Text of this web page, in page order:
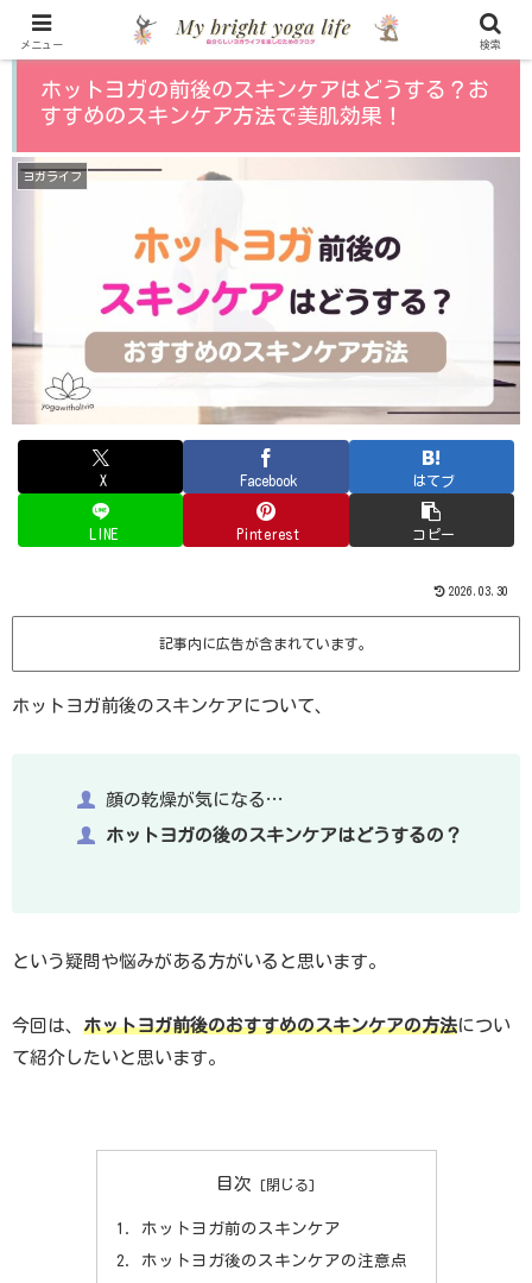
ホットヨガの前後のスキンケアはどうする？お
すすめのスキンケア方法で美肌効果！
ヨガライフ
X Facebook はてブ
LINE Pinterest コピー
2026.03.30
記事内に広告が含まれています。
ホットヨガ前後のスキンケアについて、
顔の乾燥が気になる…
ホットヨガの後のスキンケアはどうするの？
という疑問や悩みがある方がいると思います。
今回は、 ホットヨガ前後のおすすめのスキンケアの方法につい
て紹介したいと思います。
目次
ホットヨガ前のスキンケア
ホットヨガ後のスキンケアの注意点
メニュー 検索